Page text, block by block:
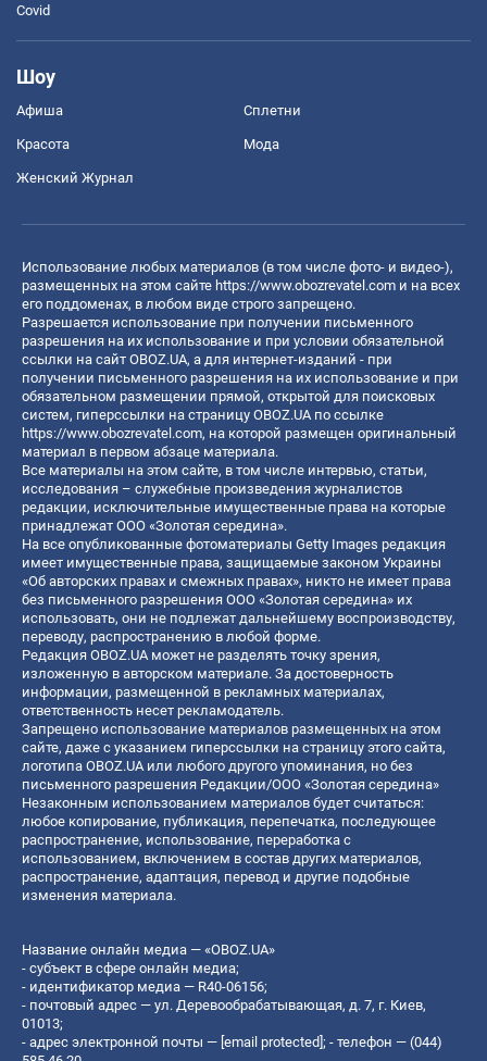
Covid
Шоу
Афиша Сплетни
Красота Мода
Женский Журнал
Использование любых материалов (в том числе фото- и видео-),
размещенных на этом сайте https://www.obozrevatel.com и на всех
его поддоменах, в любом виде строго запрещено.
Разрешается использование при получении письменного
разрешения на их использование и при условии обязательной
ссылки на сайт OBOZ.UA, а для интернет-изданий - при
получении письменного разрешения на их использование и при
обязательном размещении прямой, открытой для поисковых
систем, гиперссылки на страницу OBOZ.UA по ссылке
https://www.obozrevatel.com, на которой размещен оригинальный
материал в первом абзаце материала.
Все материалы на этом сайте, в том числе интервью, статьи,
исследования – служебные произведения журналистов
редакции, исключительные имущественные права на которые
принадлежат ООО «Золотая середина».
На все опубликованные фотоматериалы Getty Images редакция
имеет имущественные права, защищаемые законом Украины
«Об авторских правах и смежных правах», никто не имеет права
без письменного разрешения ООО «Золотая середина» их
использовать, они не подлежат дальнейшему воспроизводству,
переводу, распространению в любой форме.
Редакция OBOZ.UA может не разделять точку зрения,
изложенную в авторском материале. За достоверность
информации, размещенной в рекламных материалах,
ответственность несет рекламодатель.
Запрещено использование материалов размещенных на этом
сайте, даже с указанием гиперссылки на страницу этого сайта,
логотипа OBOZ.UA или любого другого упоминания, но без
письменного разрешения Редакции/ООО «Золотая середина»
Незаконным использованием материалов будет считаться:
любое копирование, публикация, перепечатка, последующее
распространение, использование, переработка с
использованием, включением в состав других материалов,
распространение, адаптация, перевод и другие подобные
изменения материала.
Название онлайн медиа — «OBOZ.UA»
- субъект в сфере онлайн медиа;
- идентификатор медиа — R40-06156;
- почтовый адрес — ул. Деревообрабатывающая, д. 7, г. Киев,
01013;
- адрес электронной почты — [email protected]; - телефон — (044)